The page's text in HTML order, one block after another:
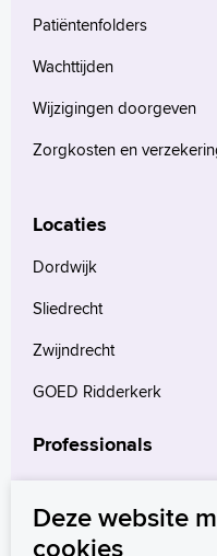
Patiëntenfolders
Wachttijden
Wijzigingen doorgeven
Zorgkosten en
Locaties
Dordwijk
Sliedrecht
Zwijndrecht
GOED Ridderkerk
Professionals
Verwijzers
Wetenschappelijk
Deze website
cookies